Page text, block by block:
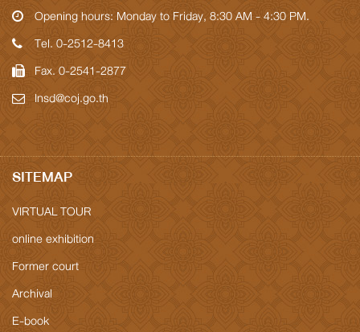
Opening hours: Monday to Friday, 8:30 AM - 4:30 PM.
Tel. 0-2512-8413
Fax. 0-2541-2877
Insd@coj.go.th
SITEMAP
VIRTUAL TOUR
online exhibition
Former court
Archival
E-book